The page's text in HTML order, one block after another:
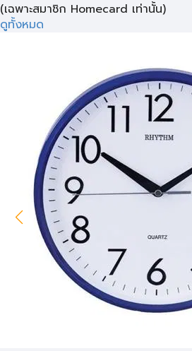
(เฉพาะสมาชิก Homecard เท่านั้น)
ดูทั้งหมด